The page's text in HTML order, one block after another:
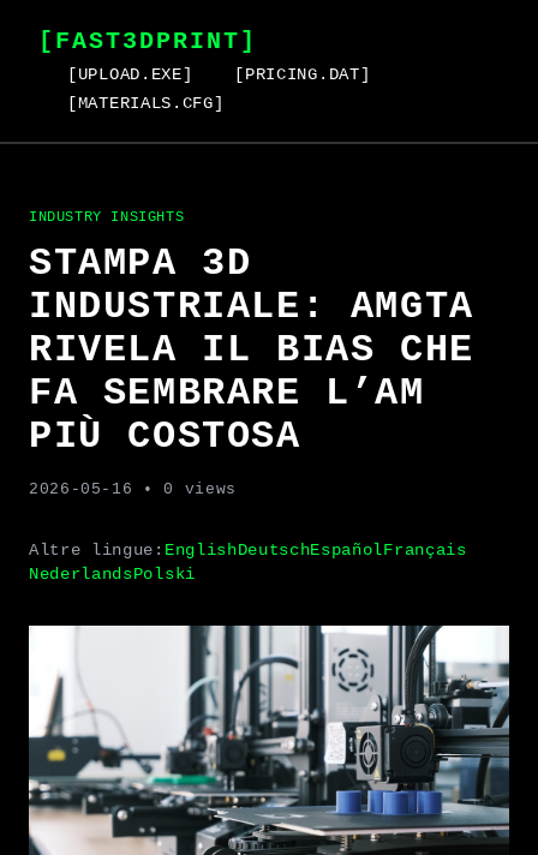
[FAST3DPRINT]
[UPLOAD.EXE]
[PRICING.DAT]
[MATERIALS.CFG]
INDUSTRY INSIGHTS
STAMPA 3D
INDUSTRIALE: AMGTA
RIVELA IL BIAS CHE
FA SEMBRARE L’AM
PIÙ COSTOSA
2026-05-16 • 0 views
Altre lingue: EnglishDeutschEspañolFrançais
NederlandsPolski